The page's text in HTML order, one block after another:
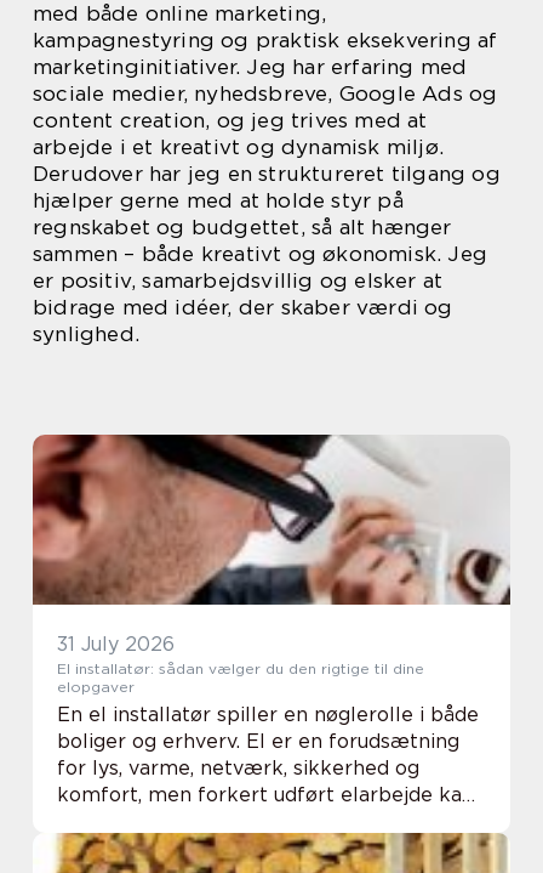
med både online marketing,
kampagnestyring og praktisk eksekvering af
marketinginitiativer. Jeg har erfaring med
sociale medier, nyhedsbreve, Google Ads og
content creation, og jeg trives med at
arbejde i et kreativt og dynamisk miljø.
Derudover har jeg en struktureret tilgang og
hjælper gerne med at holde styr på
regnskabet og budgettet, så alt hænger
sammen – både kreativt og økonomisk. Jeg
er positiv, samarbejdsvillig og elsker at
bidrage med idéer, der skaber værdi og
synlighed.
31 July 2026
El installatør: sådan vælger du den rigtige til dine
elopgaver
En el installatør spiller en nøglerolle i både
boliger og erhverv. El er en forudsætning
for lys, varme, netværk, sikkerhed og
komfort, men forkert udført elarbejde kan